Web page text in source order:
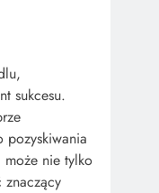
sukcesu.
pozyskiwania
nie tylko
znaczący